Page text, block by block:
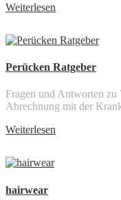
Weiterlesen
Perücken Ratgeber
Fragen und Antworten zu
Abrechnung mit der
Weiterlesen
hairwear